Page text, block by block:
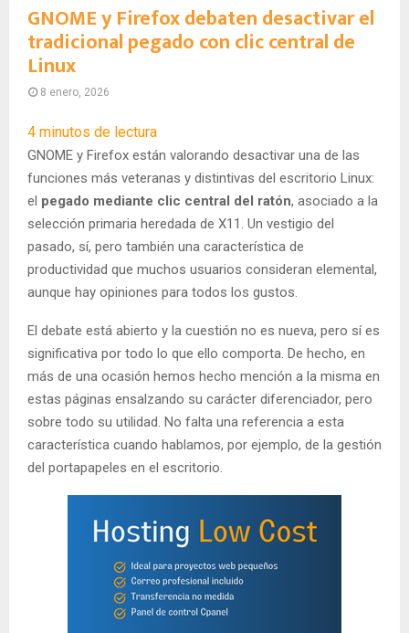
GNOME y Firefox debaten desactivar el
tradicional pegado con clic central de
Linux
8 enero, 2026
4 minutos de lectura
GNOME y Firefox están valorando desactivar una de las
funciones más veteranas y distintivas del escritorio Linux:
el pegado mediante clic central del ratón, asociado a la
selección primaria heredada de X11. Un vestigio del
pasado, sí, pero también una característica de
productividad que muchos usuarios consideran elemental,
aunque hay opiniones para todos los gustos.
El debate está abierto y la cuestión no es nueva, pero sí es
significativa por todo lo que ello comporta. De hecho, en
más de una ocasión hemos hecho mención a la misma en
estas páginas ensalzando su carácter diferenciador, pero
sobre todo su utilidad. No falta una referencia a esta
característica cuando hablamos, por ejemplo, de la gestión
del portapapeles en el escritorio.